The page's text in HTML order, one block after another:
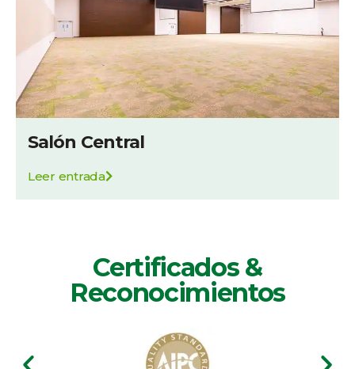
Salón Central
Leer entrada
Certificados &
Reconocimientos